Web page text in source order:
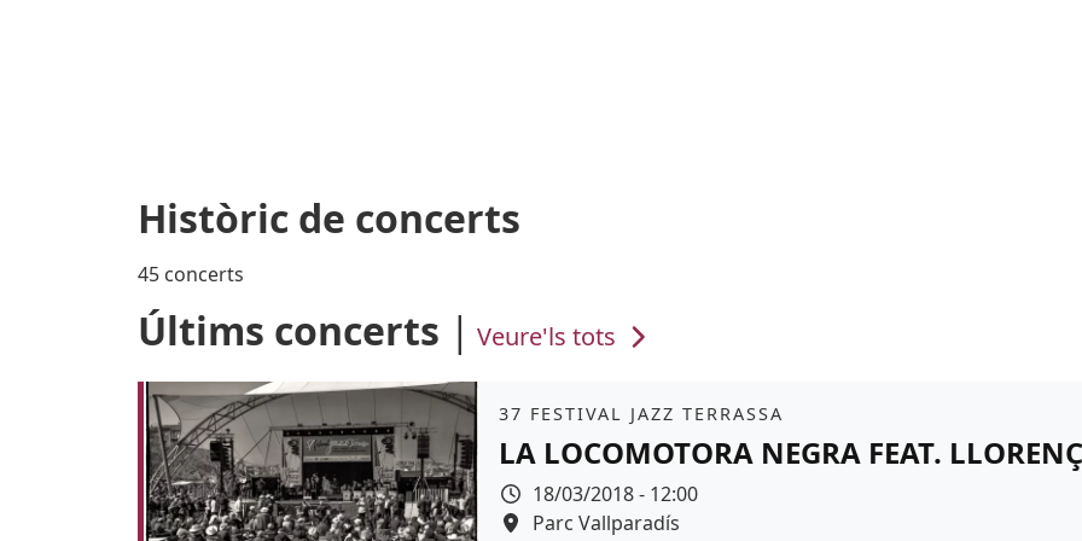
Històric de concerts
45 concerts
Últims concerts Veure'ls tots
Àmbit
37 FESTIVAL JAZZ TERRASSA
LA LOCOMOTORA NEGRA FEAT.
Data
18/03/2018 - 12:00
Espai
Parc Vallparadís